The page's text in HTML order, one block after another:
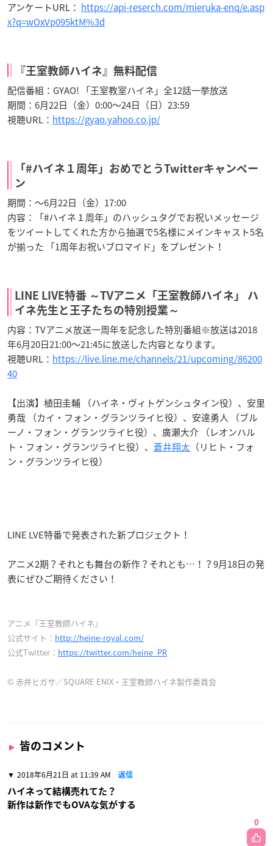
アンケートURL： https://api-reserch.com/mieruka-enq/e.asp
x?q=wOxVp095ktM%3d
『王室教師ハイネ』無料配信
配信番組：GYAO! 「王室教室ハイネ」全12話一挙放送
期間：6月22日（金）0:00～24日（日）23:59
視聴URL： https://gyao.yahoo.co.jp/
「#ハイネ１周年」おめでとうTwitterキャンペー
ン
期間：～6月22日（金）17:00
内容：「#ハイネ１周年」のハッシュタグでお祝いメッセージ
をツイートしてくれた方から抽選で5名様にメインキャスト5名
が揃った 「1周年お祝いブロマイド」をプレゼント！
LINE LIVE特番 ～TVアニメ「王室教師ハイネ」 ハ
イネ先生と王子たちの特別授業～
内容：TVアニメ放送一周年を記念した特別番組※放送は2018
年6月20日21:00～21:45に放送した内容となります。
視聴URL： https://live.line.me/channels/21/upcoming/86200
40
【出演】植田圭輔 （ハイネ・ヴィトゲンシュタイン役）、安里
勇哉 （カイ・フォン・グランツライヒ役）、安達勇人 （ブル
ーノ・フォン・グランツライヒ役）、廣瀬大介 （レオンハル
ト・フォン・グランツライヒ役）、 蒼井翔太 （リヒト・フォ
ン・グランツライヒ役）
LINE LVE特番で発表された新プロジェクト！
アニメ2期？それとも舞台の新作？それとも…！？9月18日の発
表にぜひご期待ください！
アニメ『王室教師ハイネ』
公式サイト： http://heine-royal.com/
公式Twitter： https://twitter.com/heine_PR
© 赤井ヒガサ／SQUARE ENIX・王室教師ハイネ製作委員会
皆のコメント
2018年6月21日 at 11:39 AM 返信
ハイネって結構売れてた？
新作は新作でもOVAな気がする
0